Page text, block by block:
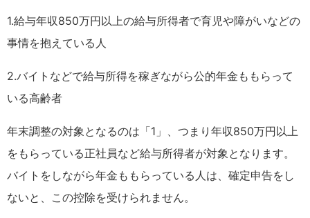
1.給与年収850万円以上の給与所得者で育児や障がいなどの
事情を抱えている人
2.バイトなどで給与所得を稼ぎながら公的年金ももらって
いる高齢者
年末調整の対象となるのは「1」、つまり年収850万円以上
をもらっている正社員など給与所得者が対象となります。
バイトをしながら年金ももらっている人は、確定申告をし
ないと、この控除を受けられません。